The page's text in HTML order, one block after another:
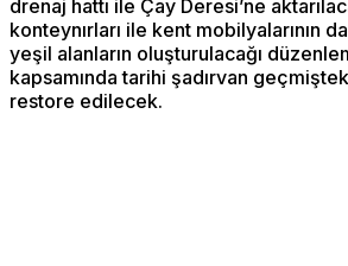
drenaj hattı ile Çay Deresi’ne
konteynırları ile kent mobilyalarının
yeşil alanların oluşturulacağı
kapsamında tarihi şadırvan
restore edilecek.